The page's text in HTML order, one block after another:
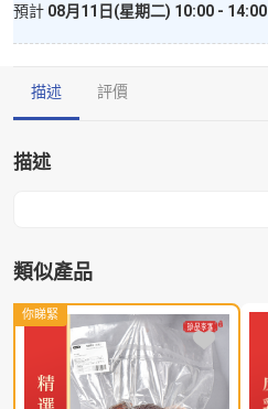
預計 08月11日(星期二) 10:00 - 14:00
描述 評價
描述
類似產品
你睇緊